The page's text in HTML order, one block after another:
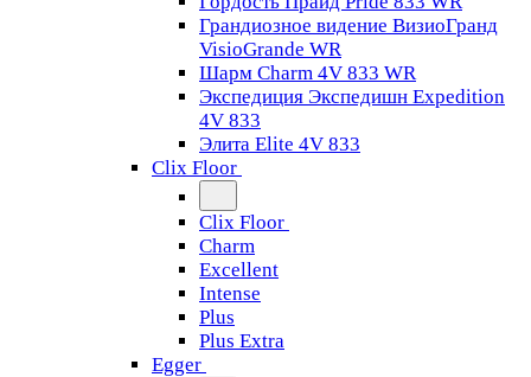
Грандиозное видение ВизиоГранд
VisioGrande WR
Шарм Charm 4V 833 WR
Экспедиция Экспедишн Expedition
4V 833
Элита Elite 4V 833
Clix Floor
Clix Floor
Charm
Excellent
Intense
Plus
Plus Extra
Egger